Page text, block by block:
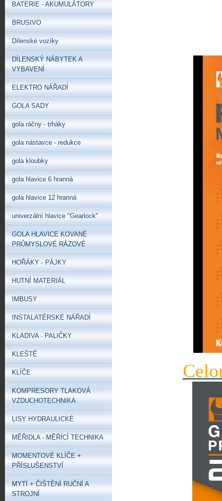
BATERIE - AKUMULÁTORY
BRUSIVO
Dílenské vozíky
DÍLENSKÝ NÁBYTEK A
VYBAVENÍ
ELEKTRO NÁŘADÍ
GOLA SADY
gola ráčny - trháky
gola nástavce - redukce
gola kloubky
gola hlavice 6 hranná
gola hlavice 12 hranná
univerzální hlavice "Gearlock"
GOLA HLAVICE KOVANÉ
PRŮMYSLOVÉ RÁZOVÉ
HOŘÁKY - PÁJKY
HUTNÍ MATERIÁL
IMBUSY
INSTALATÉRSKÉ NÁŘADÍ
KLADIVA - PALIČKY
KLEŠTĚ
KLÍČE
KOMPRESORY TLAKOVÁ
VZDUCHOTECHNIKA
LISY HYDRAULICKÉ
MĚŘIDLA - MĚŘÍCÍ TECHNIKA
MOMENTOVÉ KLÍČE +
PŘÍSLUŠENSTVÍ
MYTÍ + ČIŠTĚNÍ RUČNÍ A
STROJNÍ